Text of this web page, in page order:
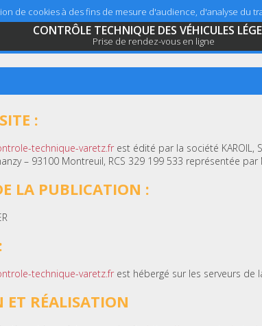
de cookies à des fins de mesure d'audience, d'analyse du
CONTRÔLE TECHNIQUE DES VÉHICULES
Prise de rendez-vous en ligne
:
technique-varetz.fr est édité par la société KAROIL,
– 93100 Montreuil, RCS 329 199 533 représentée par
LA PUBLICATION :
technique-varetz.fr est hébergé sur les serveurs de
ET RÉALISATION